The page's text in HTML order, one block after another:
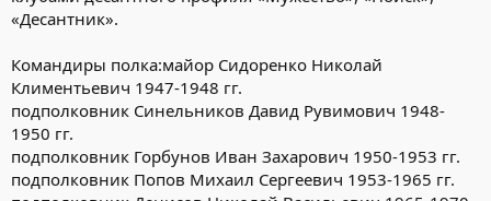
«Десантник».
Командиры полка:майор Сидоренко Николай
Климентьевич 1947-1948 гг.
подполковник Синельников Давид Рувимович 1948-
1950 гг.
подполковник Горбунов Иван Захарович 1950-1953 гг.
подполковник Попов Михаил Сергеевич 1953-1965 гг.